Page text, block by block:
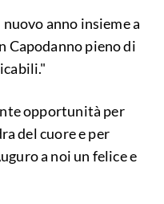
anno insieme a
Capodanno pieno di
opportunità per
del cuore e per
a noi un felice e